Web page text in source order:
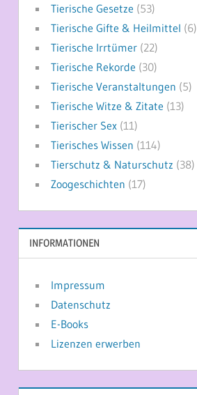
Tierische Gesetze (53)
Tierische Gifte & Heilmittel (6)
Tierische Irrtümer(22)
Tierische Rekorde (30)
Tierische Veranstaltungen (5)
Tierische Witze & Zitate (13)
Tierischer Sex(11)
Tierisches Wissen (114)
Tierschutz & Naturschutz (38)
Zoogeschichten (17)
INFORMATIONEN
Impressum
Datenschutz
E-Books
Lizenzen erwerben